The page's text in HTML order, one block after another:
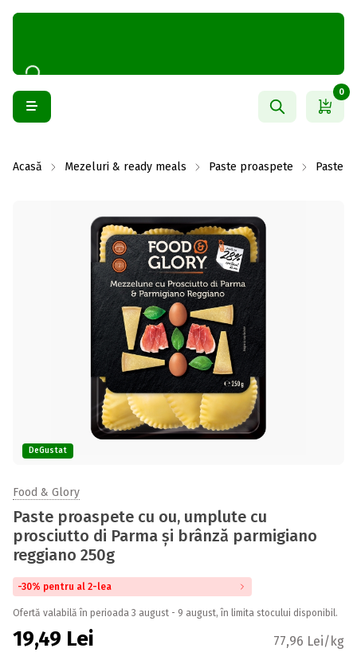
0
Acasă Mezeluri & ready meals Paste proaspete Paste
DeGustat
Food & Glory
Paste proaspete cu ou, umplute cu
prosciutto di Parma și brânză parmigiano
reggiano 250g
-30% pentru al 2-lea
Ofertă valabilă în perioada 3 august - 9 august, în limita stocului disponibil.
19,49 Lei 77,96 Lei/kg